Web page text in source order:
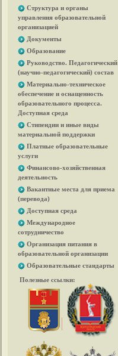
Структура и органы
управления образовательной
организацией
Документы
Образование
Руководство. Педагогический
(научно-педагогический) состав
Материально-техническое
обеспечение и оснащенность
образовательного процесса.
Доступная среда
Стипендии и иные виды
материальной поддержки
Платные образовательные
услуги
Финансово-хозяйственная
деятельность
Вакантные места для приема
(перевода)
Доступная среда
Международное
сотрудничество
Организация питания в
образовательной организации
Образовательные стандарты
Полезные ссылки: